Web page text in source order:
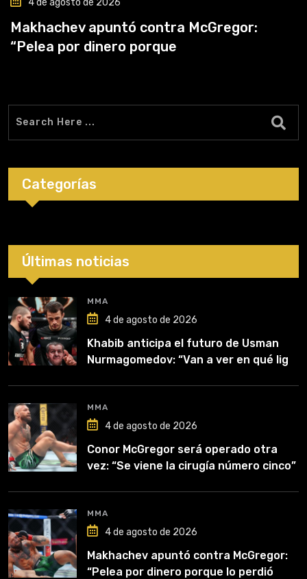
Makhachev apuntó contra McGregor:
“Pelea por dinero porque
Categorías
Últimas noticias
MMA
4 de agosto de 2026
Khabib anticipa el futuro de Usman
Nurmagomedov: “Van a ver en qué liga
MMA
4 de agosto de 2026
Conor McGregor será operado otra
vez: “Se viene la cirugía número cinco”
MMA
4 de agosto de 2026
Makhachev apuntó contra McGregor:
“Pelea por dinero porque lo perdió